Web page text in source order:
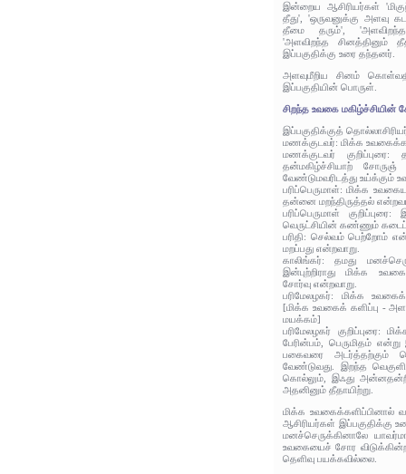
இன்றைய ஆசிரியர்கள்
தீது', 'ஒருவனுக்கு அளவு
தீமை தரும்',
'அளவிறந்த சினத்தினும்
இப்பகுதிக்கு உரை தந்தனர்.
அளவுமீறிய சினம்
இப்பகுதியின் பொருள்.
சிறந்த உவகை மகிழ்ச்சியின்
இப்பகுதிக்குத்
மணக்குடவர்: மிக்க
மணக்குடவர்
தன்மகிழ்ச்சியாற்
வேண்டுமவரிடத்து உய்க்கும்
பரிப்பெருமாள்: மிக்க
தன்னை மறந்திருத்தல்
பரிப்பெருமாள்
வெருட்சியின் கண்ணும்
பரிதி: செல்வம் பெற்றோம்
மறப்பது என்றவாறு.
காலிங்கர்: தமது
இன்புற்றிராது மிக்க
சோர்வு என்றவாறு.
பரிமேலழகர்: மிக்க
[மிக்க உவகைக் களிப்பு -
மயக்கம்]
பரிமேலழகர் குறிப்புரை:
பேரின்பம், பெருமிதம்
பகைவரை அடர்த்தற்கும்
வேண்டுவது. இறந்த
கொல்லும், இஃது
அதனினும் தீதாயிற்று.
மிக்க உவகைக்களிப்பினால்
ஆசிரியர்கள் இப்பகுதிக்கு
மனச்செருக்கினாலே
உவகையைச் சோர
தெளிவு பயக்கவில்லை.